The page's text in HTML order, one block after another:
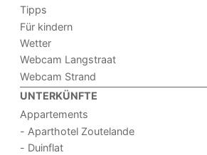
Tipps
Für kindern
Wetter
Webcam Langstraat
Webcam Strand
UNTERKÜNFTE
Appartements
- Aparthotel Zoutelande
- Duinflat